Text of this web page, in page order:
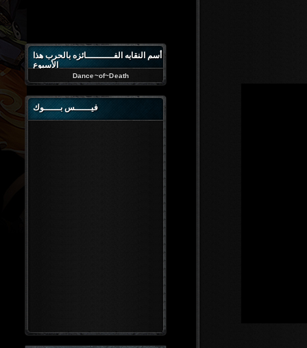
أسم النقابه الفــــــــــائزه بالحرب هذا
الأسبوع
Dance~of~Death
فيــــــس بــــــوك